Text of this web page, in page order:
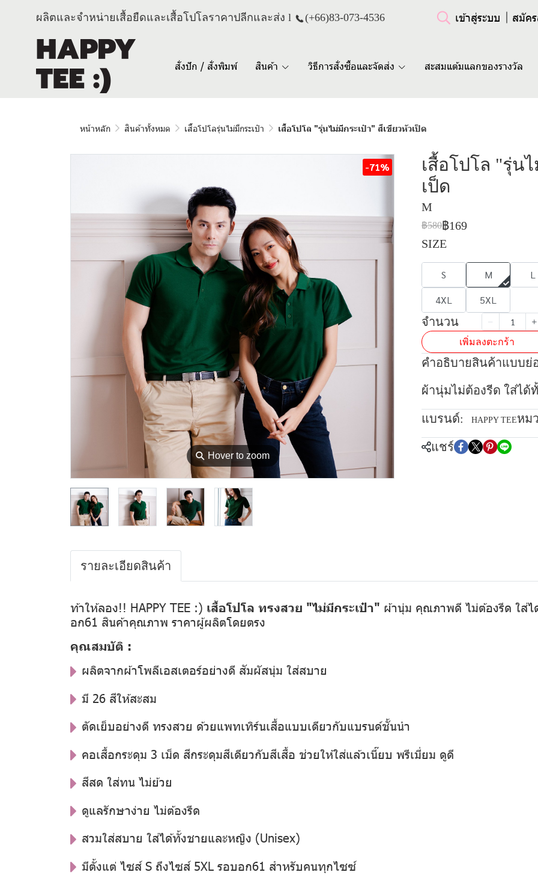
ผลิตและจำหน่ายเสื้อยืดและเสื้อโปโลราคาปลีกและส่ง l (+66)83-073-4536 เข้าสู่ระบบ สมัค
สั่งปัก / สั่งพิมพ์ สินค้า วิธีการสั่งซื้อและจัดส่ง สะสมแต้มแลกของรางวัล
หน้าหลัก สินค้าทั้งหมด เสื้อโปโลรุ่นไม่มีกระเป๋า เสื้อโปโล "รุ่นไม่มีกระเป๋า" สีเขียวหัวเป็ด
⚲ Hover to zoom
-71%
เสื้อโปโล "รุ่น
เป็ด
M
฿580฿169
SIZE
S M L
4XL
5XL
จำนวน
เพิ่มลงตะกร้า
คำอธิบายสินค้าแบบย่
ผ้านุ่มไม่ต้องรีด ใส่ได้
แบรนด์: HAPPY TEEหม
แชร์
รายละเอียดสินค้า
ท้าให้ลอง!! HAPPY TEE :) เสื้อโปโล ทรงสวย "ไม่มีกระเป๋า" ผ้านุ่ม คุณภาพดี ไม่ต้องรีด ใส่
อก61 สินค้าคุณภาพ ราคาผู้ผลิตโดยตรง
คุณสมบัติ :
ผลิตจากผ้าโพลีเอสเตอร์อย่างดี สัมผัสนุ่ม ใส่สบาย
มี 26 สีให้สะสม
ตัดเย็บอย่างดี ทรงสวย ด้วยแพทเทิร์นเสื้อแบบเดียวกับแบรนด์ชั้นนำ
คอเสื้อกระดุม 3 เม็ด สีกระดุมสีเดียวกับสีเสื้อ ช่วยให้ใส่แล้วเนี๊ยบ พรีเมี่ยม ดูดี
สีสด ใส่ทน ไม่ย้วย
ดูแลรักษาง่าย ไม่ต้องรีด
สวมใส่สบาย ใส่ได้ทั้งชายและหญิง (Unisex)
มีตั้งแต่ ไซส์ S ถึงไซส์ 5XL รอบอก61 สำหรับคนทุกไซซ์